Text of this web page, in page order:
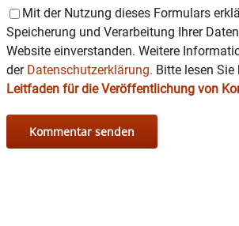
Mit der Nutzung dieses Formulars
Speicherung und Verarbeitung Ihrer
Website einverstanden. Weitere
der Datenschutzerklärung. Bitte lesen Sie
Leitfaden für die Veröffentlichung von